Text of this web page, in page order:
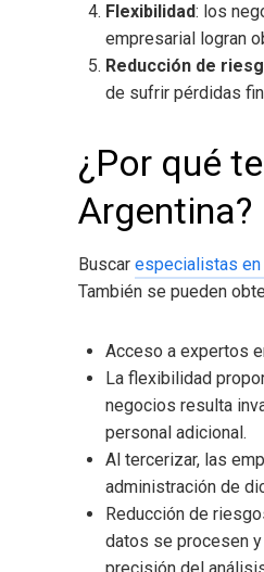
Flexibilidad: los
empresarial logran
Reducción de
de sufrir pérdidas
¿Por qué
Argentina?
Buscar especialistas en
También se pueden
Acceso a expertos
La flexibilidad
negocios resulta
personal adicional.
Al tercerizar, las
administración de
Reducción de
datos se procesen